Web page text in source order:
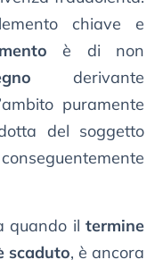
chiave e
è di non
derivante
puramente
del soggetto
quando il termine
scaduto, è ancora